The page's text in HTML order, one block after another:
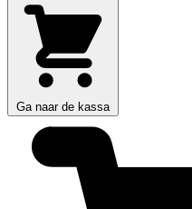
Ga naar de kassa